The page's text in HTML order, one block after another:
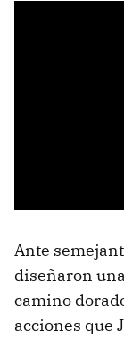
Ante
diseñaron
camino
acciones que